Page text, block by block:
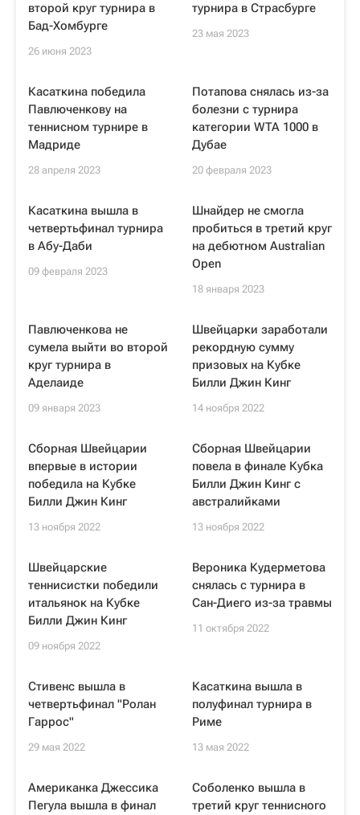
второй круг турнира в
Бад-Хомбурге
26 июня 2023
турнира в Страсбурге
23 мая 2023
Касаткина победила
Павлюченкову на
теннисном турнире в
Мадриде
28 апреля 2023
Потапова снялась из-за
болезни с турнира
категории WTA 1000 в
Дубае
20 февраля 2023
Касаткина вышла в
четвертьфинал турнира
в Абу-Даби
09 февраля 2023
Шнайдер не смогла
пробиться в третий круг
на дебютном Australian
Open
18 января 2023
Павлюченкова не
сумела выйти во второй
круг турнира в
Аделаиде
09 января 2023
Швейцарки заработали
рекордную сумму
призовых на Кубке
Билли Джин Кинг
14 ноября 2022
Сборная Швейцарии
впервые в истории
победила на Кубке
Билли Джин Кинг
13 ноября 2022
Сборная Швейцарии
повела в финале Кубка
Билли Джин Кинг с
австралийками
13 ноября 2022
Швейцарские
теннисистки победили
итальянок на Кубке
Билли Джин Кинг
09 ноября 2022
Вероника Кудерметова
снялась с турнира в
Сан-Диего из-за травмы
11 октября 2022
Стивенс вышла в
четвертьфинал "Ролан
Гаррос"
29 мая 2022
Касаткина вышла в
полуфинал турнира в
Риме
13 мая 2022
Американка Джессика
Пегула вышла в финал
Соболенко вышла в
третий круг теннисного